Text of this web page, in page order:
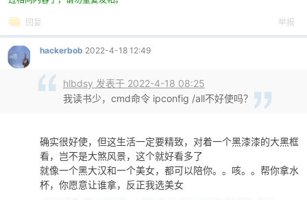
回复 举报
hackerbob 2022-4-18 12:49
hlbdsy 发表于 2022-4-18 08:25
我读书少，cmd命令 ipconfig /all不好使吗？
确实很好使，但这生活一定要精致，对着一个黑漆漆的大黑框
看，岂不是大煞风景，这个就好看多了
就像一个黑大汉和一个美女，都可以陪你。。咳。。帮你拿水
杯，你愿意让谁拿，反正我选美女